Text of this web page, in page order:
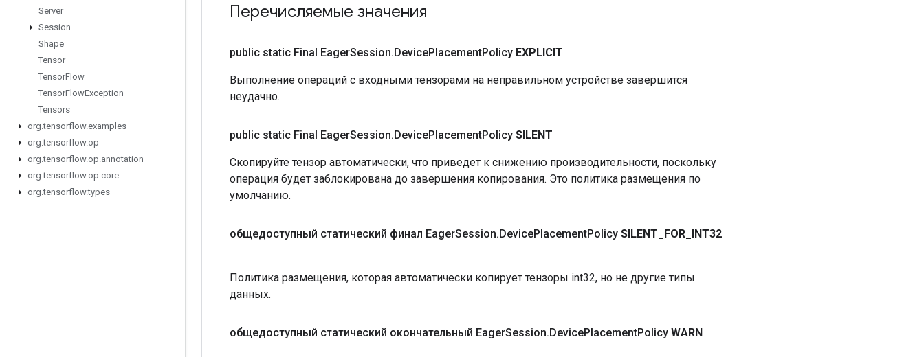
Server
Session
Shape
Tensor
TensorFlow
TensorFlowException
Tensors
org.tensorflow.examples
org.tensorflow.op
org.tensorflow.op.annotation
org.tensorflow.op.core
org.tensorflow.types
Перечисляемые значения
public static Final EagerSession.DevicePlacementPolicy EXPLICIT
Выполнение операций с входными тензорами на неправильном устройстве завершится
неудачно.
public static Final EagerSession.DevicePlacementPolicy SILENT
Скопируйте тензор автоматически, что приведет к снижению производительности, поскольку
операция будет заблокирована до завершения копирования. Это политика размещения по
умолчанию.
общедоступный статический финал EagerSession.DevicePlacementPolicy SILENT FOR INT32
Политика размещения, которая автоматически копирует тензоры int32, но не другие типы
данных.
общедоступный статический окончательный EagerSession.DevicePlacementPolicy WARN